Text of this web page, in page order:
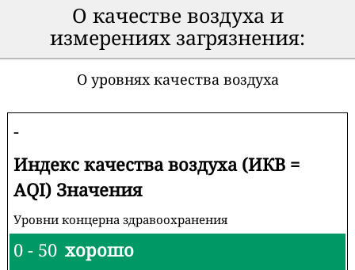
О качестве воздуха и
измерениях загрязнения:
О уровнях качества воздуха
-
Индекс качества воздуха (ИКВ =
AQI) Значения
Уровни концерна здравоохранения
0 - 50 хорошо